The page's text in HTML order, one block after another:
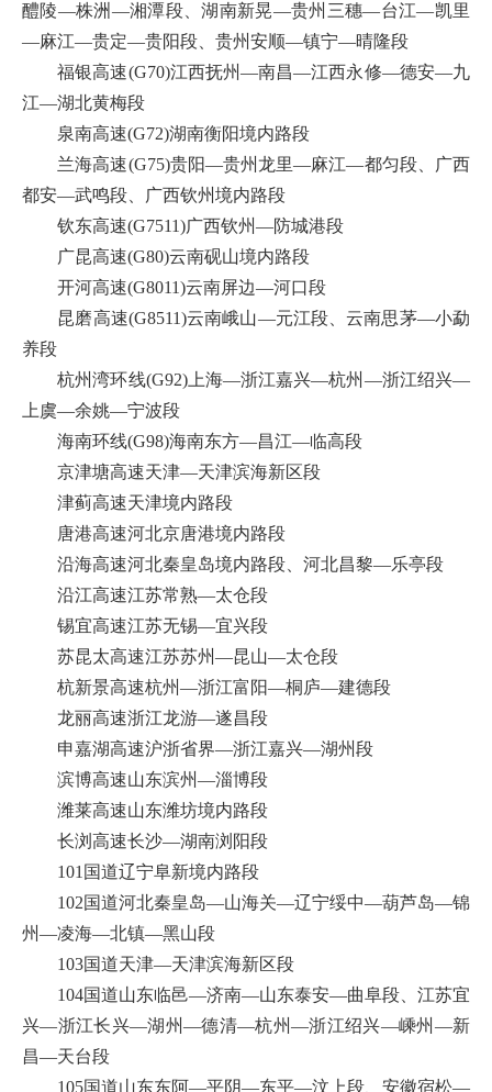
醴陵—株洲—湘潭段、湖南新晃—贵州三穗—台江—凯里
—麻江—贵定—贵阳段、贵州安顺—镇宁—晴隆段
福银高速(G70)江西抚州—南昌—江西永修—德安—九
江—湖北黄梅段
泉南高速(G72)湖南衡阳境内路段
兰海高速(G75)贵阳—贵州龙里—麻江—都匀段、广西
都安—武鸣段、广西钦州境内路段
钦东高速(G7511)广西钦州—防城港段
广昆高速(G80)云南砚山境内路段
开河高速(G8011)云南屏边—河口段
昆磨高速(G8511)云南峨山—元江段、云南思茅—小勐
养段
杭州湾环线(G92)上海—浙江嘉兴—杭州—浙江绍兴—
上虞—余姚—宁波段
海南环线(G98)海南东方—昌江—临高段
京津塘高速天津—天津滨海新区段
津蓟高速天津境内路段
唐港高速河北京唐港境内路段
沿海高速河北秦皇岛境内路段、河北昌黎—乐亭段
沿江高速江苏常熟—太仓段
锡宜高速江苏无锡—宜兴段
苏昆太高速江苏苏州—昆山—太仓段
杭新景高速杭州—浙江富阳—桐庐—建德段
龙丽高速浙江龙游—遂昌段
申嘉湖高速沪浙省界—浙江嘉兴—湖州段
滨博高速山东滨州—淄博段
潍莱高速山东潍坊境内路段
长浏高速长沙—湖南浏阳段
101国道辽宁阜新境内路段
102国道河北秦皇岛—山海关—辽宁绥中—葫芦岛—锦
州—凌海—北镇—黑山段
103国道天津—天津滨海新区段
104国道山东临邑—济南—山东泰安—曲阜段、江苏宜
兴—浙江长兴—湖州—德清—杭州—浙江绍兴—嵊州—新
昌—天台段
105国道山东东阿—平阴—东平—汶上段、安徽宿松—